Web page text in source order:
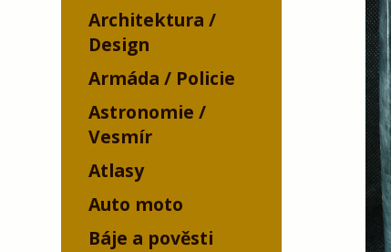
Architektura /
Design
Armáda / Policie
Astronomie /
Vesmír
Atlasy
Auto moto
Báje a pověsti